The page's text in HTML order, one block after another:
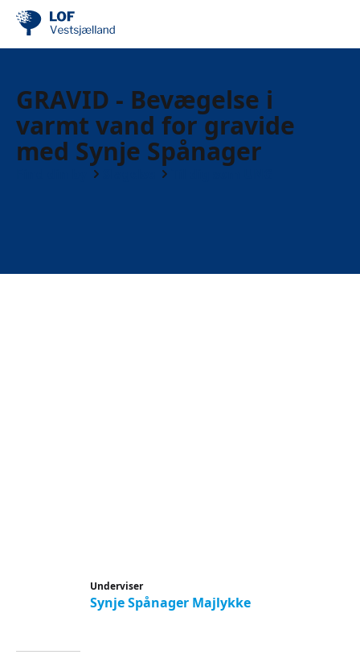
GRAVID - Bevægelse i
varmt vand for gravide
med Synje Spånager
Underviser
Synje Spånager Majlykke